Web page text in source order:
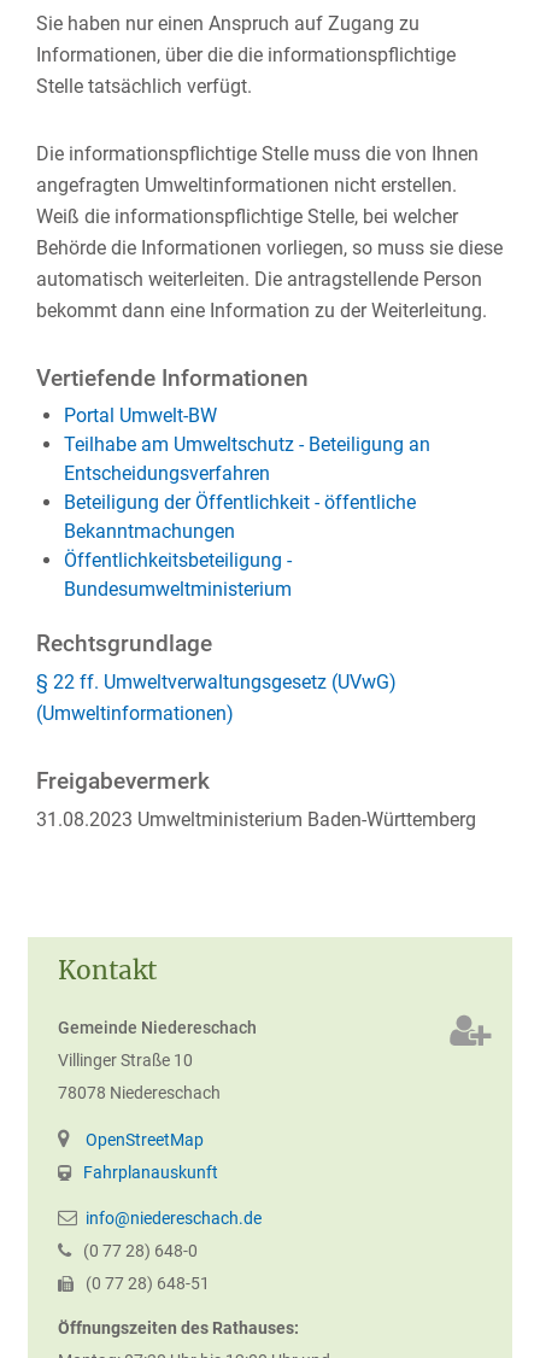
Kontakt
Gemeinde Niedereschach
Villinger Straße 10
78078 Niedereschach
OpenStreetMap
Fahrplanauskunft
info@niedereschach.de
(0 7728) 648-0
(0 7728) 648-51
Öffnungszeiten des Rathauses:
Sie haben nur einen Anspruch auf Zugang zu
Informationen, über die die informationspflichtige
Stelle tatsächlich verfügt.
Die informationspflichtige Stelle muss die von Ihnen
angefragten Umweltinformationen nicht erstellen.
Weiß die informationspflichtige Stelle, bei welcher
Behörde die Informationen vorliegen, so muss sie diese
automatisch weiterleiten. Die antragstellende Person
bekommt dann eine Information zu der Weiterleitung.
Vertiefende Informationen
Portal Umwelt-BW
Teilhabe am Umweltschutz - Beteiligung an
Entscheidungsverfahren
Beteiligung der Öffentlichkeit - öffentliche
Bekanntmachungen
Öffentlichkeitsbeteiligung -
Bundesumweltministerium
Rechtsgrundlage
§ 22 ff. Umweltverwaltungsgesetz (UVwG)
(Umweltinformationen)
Freigabevermerk
31.08.2023 Umweltministerium Baden-Württemberg